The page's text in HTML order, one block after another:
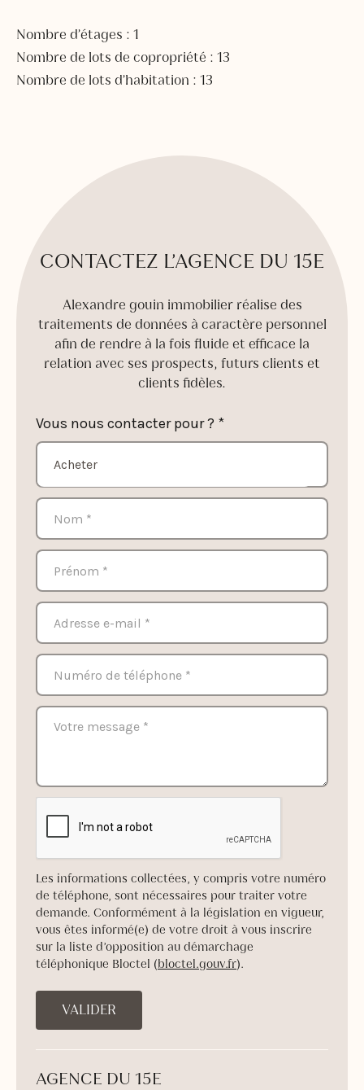
Nombre d’étages : 1
Nombre de lots de copropriété : 13
Nombre de lots d’habitation : 13
CONTACTEZ L’AGENCE DU 15E
Alexandre gouin immobilier réalise des
traitements de données à caractère personnel
afin de rendre à la fois fluide et efficace la
relation avec ses prospects, futurs clients et
clients fidèles.
Vous nous contacter pour ? *
Les informations collectées, y compris votre numéro
de téléphone, sont nécessaires pour traiter votre
demande. Conformément à la législation en vigueur,
vous êtes informé(e) de votre droit à vous inscrire
sur la liste d’opposition au démarchage
téléphonique Bloctel (bloctel.gouv.fr).
AGENCE DU 15E